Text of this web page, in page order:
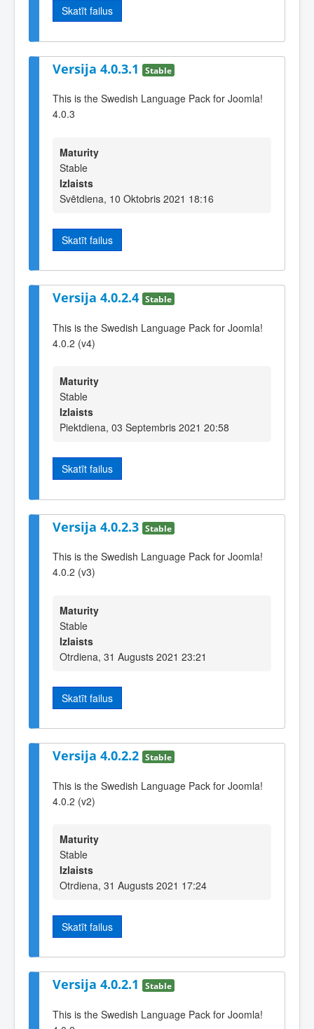
Skatīt failus
Versija 4.0.3.1 Stable
This is the Swedish Language Pack for Joomla!
4.0.3
Maturity
Stable
Izlaists
Svētdiena, 10 Oktobris 2021 18:16
Skatīt failus
Versija 4.0.2.4 Stable
This is the Swedish Language Pack for Joomla!
4.0.2 (v4)
Maturity
Stable
Izlaists
Piektdiena, 03 Septembris 2021 20:58
Skatīt failus
Versija 4.0.2.3 Stable
This is the Swedish Language Pack for Joomla!
4.0.2 (v3)
Maturity
Stable
Izlaists
Otrdiena, 31 Augusts 2021 23:21
Skatīt failus
Versija 4.0.2.2 Stable
This is the Swedish Language Pack for Joomla!
4.0.2 (v2)
Maturity
Stable
Izlaists
Otrdiena, 31 Augusts 2021 17:24
Skatīt failus
Versija 4.0.2.1 Stable
This is the Swedish Language Pack for Joomla!